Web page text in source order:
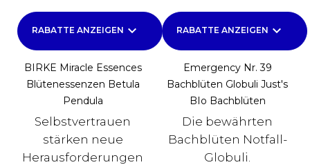
RABATTE ANZEIGEN keyboard_arrow_down
BIRKE Miracle Essences
Blütenessenzen Betula
Pendula
Selbstvertrauen
stärken neue
Herausforderungen
RABATTE ANZEIGEN keyboard_arrow_down
Emergency Nr. 39
Bachblüten Globuli Just's
BIo Bachblüten
Die bewährten
Bachblüten Notfall-
Globuli.